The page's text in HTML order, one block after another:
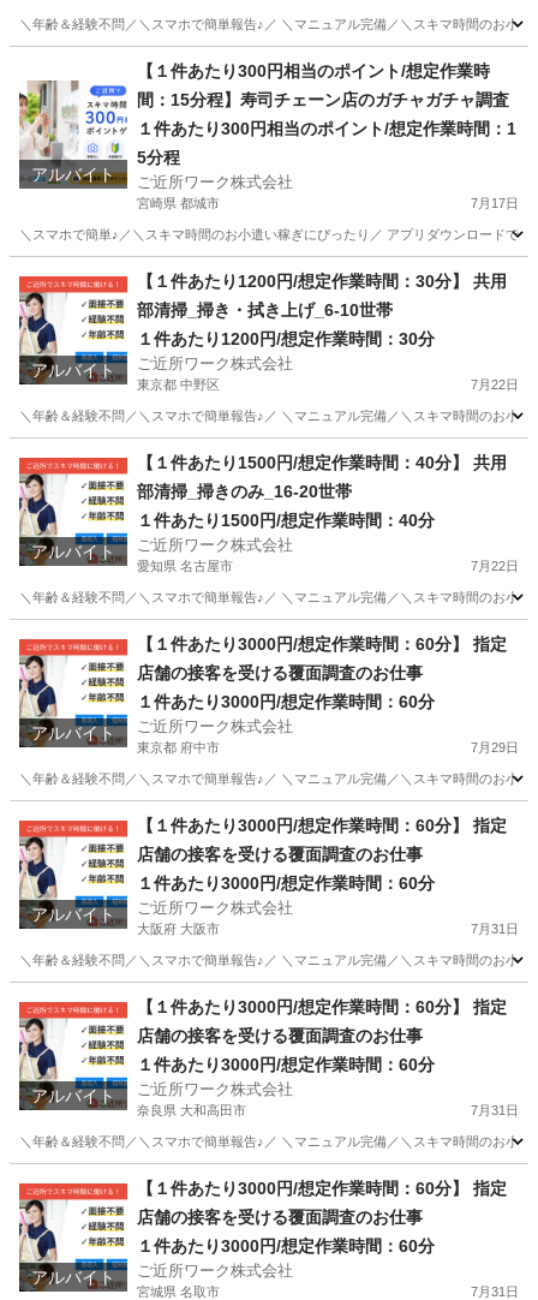
＼年齢＆経験不問／＼スマホで簡単報告♪／ ＼マニュアル完備／＼スキマ時間のお小
その他
アルバイト
【１件あたり300円相当のポイント/想定作業時
間：15分程】寿司チェーン店のガチャガチャ調査
１件あたり300円相当のポイント/想定作業時間：1
5分程
ご近所ワーク株式会社
宮崎県 都城市 7月17日
＼スマホで簡単♪／＼スキマ時間のお小遣い稼ぎにぴったり／ アプリダウンロードで
その他
アルバイト
【１件あたり1200円/想定作業時間：30分】 共用
部清掃_掃き・拭き上げ_6-10世帯
１件あたり1200円/想定作業時間：30分
ご近所ワーク株式会社
東京都 中野区 7月22日
＼年齢＆経験不問／＼スマホで簡単報告♪／ ＼マニュアル完備／＼スキマ時間のお小
その他 1件
アルバイト
【１件あたり1500円/想定作業時間：40分】 共用
部清掃_掃きのみ_16-20世帯
１件あたり1500円/想定作業時間：40分
ご近所ワーク株式会社
愛知県 名古屋市 7月22日
＼年齢＆経験不問／＼スマホで簡単報告♪／ ＼マニュアル完備／＼スキマ時間のお小
その他
アルバイト
【１件あたり3000円/想定作業時間：60分】 指定
店舗の接客を受ける覆面調査のお仕事
１件あたり3000円/想定作業時間：60分
ご近所ワーク株式会社
東京都 府中市 7月29日
＼年齢＆経験不問／＼スマホで簡単報告♪／ ＼マニュアル完備／＼スキマ時間のお小
その他
アルバイト
【１件あたり3000円/想定作業時間：60分】 指定
店舗の接客を受ける覆面調査のお仕事
１件あたり3000円/想定作業時間：60分
ご近所ワーク株式会社
大阪府 大阪市 7月31日
＼年齢＆経験不問／＼スマホで簡単報告♪／ ＼マニュアル完備／＼スキマ時間のお小
その他
アルバイト
【１件あたり3000円/想定作業時間：60分】 指定
店舗の接客を受ける覆面調査のお仕事
１件あたり3000円/想定作業時間：60分
ご近所ワーク株式会社
奈良県 大和高田市 7月31日
＼年齢＆経験不問／＼スマホで簡単報告♪／ ＼マニュアル完備／＼スキマ時間のお小
大和高田市 その他
アルバイト
【１件あたり3000円/想定作業時間：60分】 指定
店舗の接客を受ける覆面調査のお仕事
１件あたり3000円/想定作業時間：60分
ご近所ワーク株式会社
宮城県 名取市 7月31日